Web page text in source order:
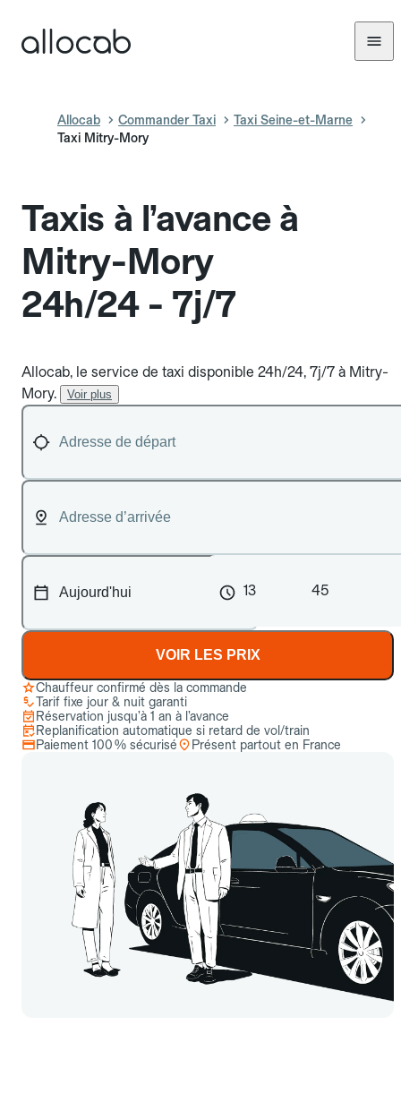
Allocab Commander Taxi
Taxi Seine-et-Marne
Taxi Mitry-Mory
Taxis à l’avance à
Mitry-Mory
24h/24 - 7j/7
Allocab, le service de taxi disponible 24h/24, 7j/7 à Mitry-
Mory.
Voir plus
13 45
VOIR LES PRIX
Chauffeur confirmé dès la commande
Tarif fixe jour & nuit garanti
Réservation jusqu’à 1 an à l’avance
Replanification automatique si retard de vol/train
Paiement 100 % sécurisé
Présent partout en France